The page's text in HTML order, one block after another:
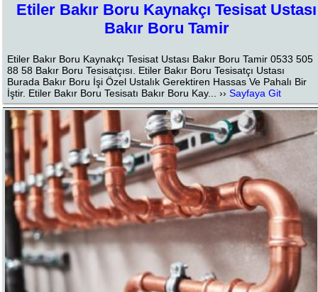
Etiler Bakır Boru Kaynakçı Tesisat Ustası
Bakır Boru Tamir
Etiler Bakır Boru Kaynakçı Tesisat Ustası Bakır Boru Tamir 0533 505
88 58 Bakır Boru Tesisatçısı. Etiler Bakır Boru Tesisatçı Ustası
Burada Bakır Boru İşi Özel Ustalık Gerektiren Hassas Ve Pahalı Bir
İştir. Etiler Bakır Boru Tesisatı Bakır Boru Kay... ››Sayfaya Git